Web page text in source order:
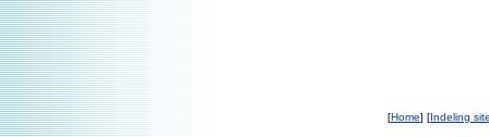
[Home] [Indeling